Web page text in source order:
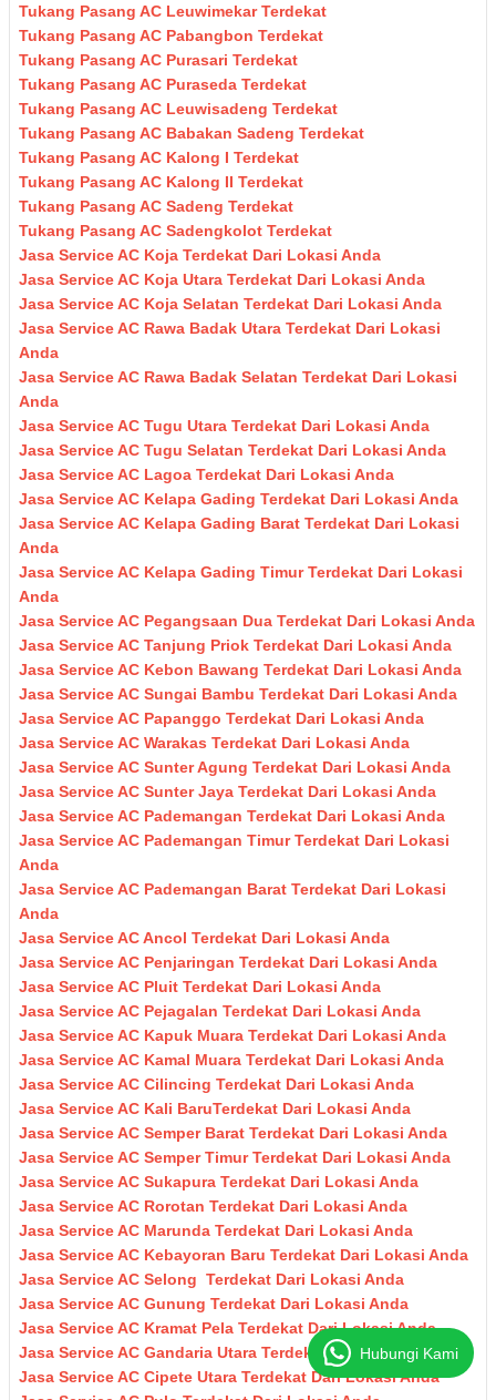
Tukang Pasang AC Leuwimekar Terdekat
Tukang Pasang AC Pabangbon Terdekat
Tukang Pasang AC Purasari Terdekat
Tukang Pasang AC Puraseda Terdekat
Tukang Pasang AC Leuwisadeng Terdekat
Tukang Pasang AC Babakan Sadeng Terdekat
Tukang Pasang AC Kalong I Terdekat
Tukang Pasang AC Kalong II Terdekat
Tukang Pasang AC Sadeng Terdekat
Tukang Pasang AC Sadengkolot Terdekat
Jasa Service AC Koja Terdekat Dari Lokasi Anda
Jasa Service AC Koja Utara Terdekat Dari Lokasi Anda
Jasa Service AC Koja Selatan Terdekat Dari Lokasi Anda
Jasa Service AC Rawa Badak Utara Terdekat Dari Lokasi
Anda
Jasa Service AC Rawa Badak Selatan Terdekat Dari Lokasi
Anda
Jasa Service AC Tugu Utara Terdekat Dari Lokasi Anda
Jasa Service AC Tugu Selatan Terdekat Dari Lokasi Anda
Jasa Service AC Lagoa Terdekat Dari Lokasi Anda
Jasa Service AC Kelapa Gading Terdekat Dari Lokasi Anda
Jasa Service AC Kelapa Gading Barat Terdekat Dari Lokasi
Anda
Jasa Service AC Kelapa Gading Timur Terdekat Dari Lokasi
Anda
Jasa Service AC Pegangsaan Dua Terdekat Dari Lokasi Anda
Jasa Service AC Tanjung Priok Terdekat Dari Lokasi Anda
Jasa Service AC Kebon Bawang Terdekat Dari Lokasi Anda
Jasa Service AC Sungai Bambu Terdekat Dari Lokasi Anda
Jasa Service AC Papanggo Terdekat Dari Lokasi Anda
Jasa Service AC Warakas Terdekat Dari Lokasi Anda
Jasa Service AC Sunter Agung Terdekat Dari Lokasi Anda
Jasa Service AC Sunter Jaya Terdekat Dari Lokasi Anda
Jasa Service AC Pademangan Terdekat Dari Lokasi Anda
Jasa Service AC Pademangan Timur Terdekat Dari Lokasi
Anda
Jasa Service AC Pademangan Barat Terdekat Dari Lokasi
Anda
Jasa Service AC Ancol Terdekat Dari Lokasi Anda
Jasa Service AC Penjaringan Terdekat Dari Lokasi Anda
Jasa Service AC Pluit Terdekat Dari Lokasi Anda
Jasa Service AC Pejagalan Terdekat Dari Lokasi Anda
Jasa Service AC Kapuk Muara Terdekat Dari Lokasi Anda
Jasa Service AC Kamal Muara Terdekat Dari Lokasi Anda
Jasa Service AC Cilincing Terdekat Dari Lokasi Anda
Jasa Service AC Kali BaruTerdekat Dari Lokasi Anda
Jasa Service AC Semper Barat Terdekat Dari Lokasi Anda
Jasa Service AC Semper Timur Terdekat Dari Lokasi Anda
Jasa Service AC Sukapura Terdekat Dari Lokasi Anda
Jasa Service AC Rorotan Terdekat Dari Lokasi Anda
Jasa Service AC Marunda Terdekat Dari Lokasi Anda
Jasa Service AC Kebayoran Baru Terdekat Dari Lokasi Anda
Jasa Service AC Selong Terdekat Dari Lokasi Anda
Jasa Service AC Gunung Terdekat Dari Lokasi Anda
Jasa Service AC Kramat Pela Terdekat Dari Lokasi Anda
Jasa Service AC Gandaria Utara Terdekat Dari Lokasi Anda
Jasa Service AC Cipete Utara Terdekat Dari Lokasi Anda
Hubungi Kami